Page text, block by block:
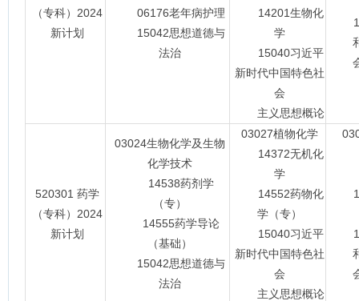
（专科）2024
新计划
06176老年病护理
15042思想道德与
法治
14201生物化
学
15040习近平
新时代中国特色社
会
主义思想概论
会
520301 药学
（专科）2024
新计划
03024生物化学及生物
化学技术
14538药剂学
（专）
14555药学导论
（基础）
15042思想道德与
法治
03027植物化学
14372无机化
学
14552药物化
学（专）
15040习近平
新时代中国特色社
会
主义思想概论
会